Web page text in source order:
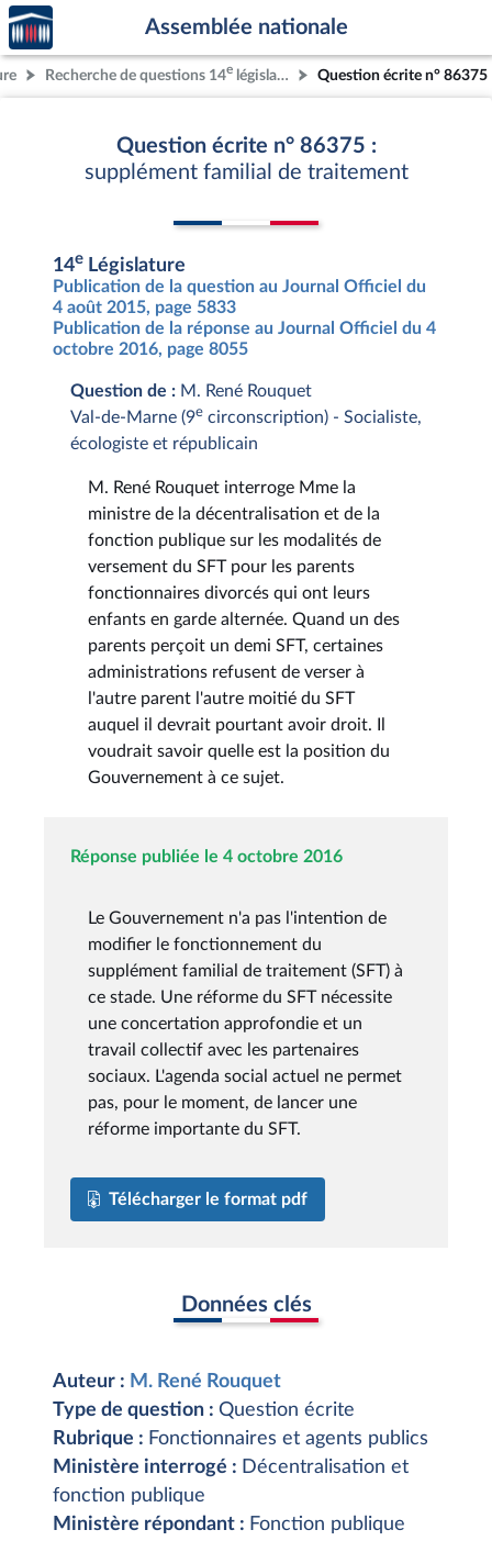
Aller au contenu
Aller en bas de la page
Accèder
à la
page
d'accueil
Assemblée nationale
Recherche de questions 14e législature Question écrite n° 86375
Question écrite n° 86375 :
supplément familial de traitement
14e Législature
Publication de la question au Journal Officiel du
4 août 2015, page 5833
Publication de la réponse au Journal Officiel du 4
octobre 2016, page 8055
Question de : M. René Rouquet
Val-de-Marne (9e circonscription) - Socialiste,
écologiste et républicain
M. René Rouquet interroge Mme la
ministre de la décentralisation et de la
fonction publique sur les modalités de
versement du SFT pour les parents
fonctionnaires divorcés qui ont leurs
enfants en garde alternée. Quand un des
parents perçoit un demi SFT, certaines
administrations refusent de verser à
l'autre parent l'autre moitié du SFT
auquel il devrait pourtant avoir droit. Il
voudrait savoir quelle est la position du
Gouvernement à ce sujet.
Réponse publiée le 4 octobre 2016
Le Gouvernement n'a pas l'intention de
modifier le fonctionnement du
supplément familial de traitement (SFT) à
ce stade. Une réforme du SFT nécessite
une concertation approfondie et un
travail collectif avec les partenaires
sociaux. L'agenda social actuel ne permet
pas, pour le moment, de lancer une
réforme importante du SFT.
Télécharger le format pdf
Données clés
Auteur : M. René Rouquet
Type de question : Question écrite
Rubrique : Fonctionnaires et agents publics
Ministère interrogé : Décentralisation et
fonction publique
Ministère répondant : Fonction publique